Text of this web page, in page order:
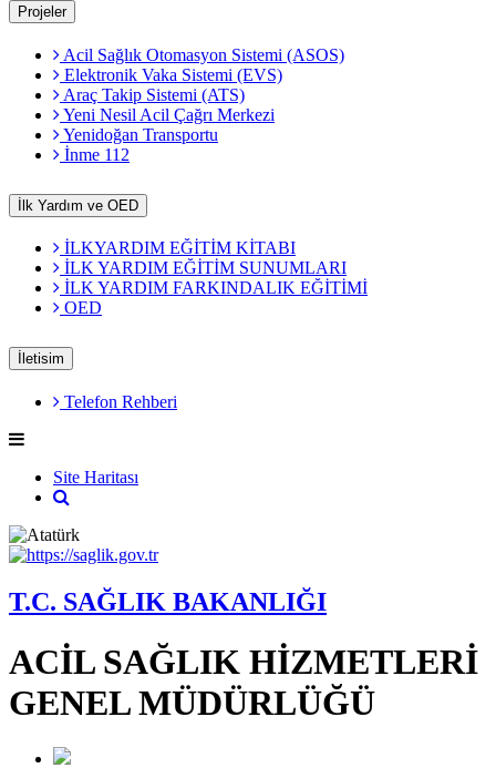
Projeler
Acil Sağlık Otomasyon Sistemi (ASOS)
Elektronik Vaka Sistemi (EVS)
Araç Takip Sistemi (ATS)
Yeni Nesil Acil Çağrı Merkezi
Yenidoğan Transportu
İnme 112
İlk Yardım ve OED
İLKYARDIM EĞİTİM KİTABI
İLK YARDIM EĞİTİM SUNUMLARI
İLK YARDIM FARKINDALIK EĞİTİMİ
OED
İletisim
Telefon Rehberi
Site Haritası
T.C. SAĞLIK BAKANLIĞI
ACİL SAĞLIK HİZMETLERİ
GENEL MÜDÜRLÜĞÜ